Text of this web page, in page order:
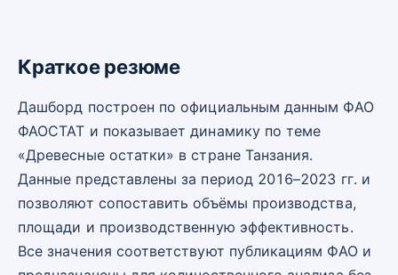
Краткое резюме
Дашборд построен по официальным данным ФАО
ФАОСТАТ и показывает динамику по теме
«Древесные остатки» в стране Танзания.
Данные представлены за период 2016–2023 гг. и
позволяют сопоставить объёмы производства,
площади и производственную эффективность.
Все значения соответствуют публикациям ФАО и